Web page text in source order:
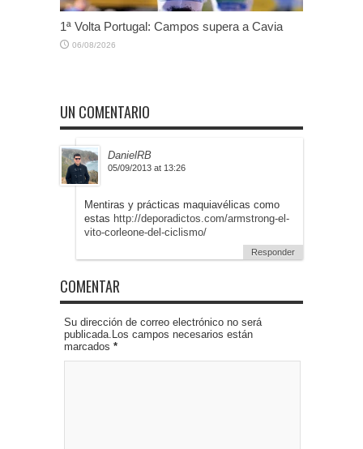
1ª Volta Portugal: Campos supera a Cavia
06/08/2026
UN COMENTARIO
DanielRB
05/09/2013 at 13:26
Mentiras y prácticas maquiavélicas como
estas http://deporadictos.com/armstrong-el-
vito-corleone-del-ciclismo/
Responder
COMENTAR
Su dirección de correo electrónico no será
publicada.Los campos necesarios están
marcados *